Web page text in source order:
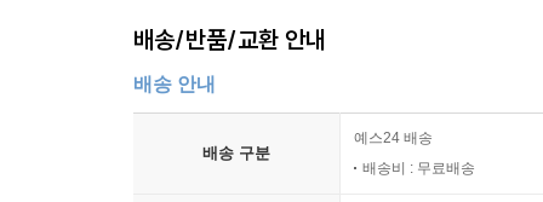
배송/반품/교환 안내
배송 안내
배송 구분
예스24 배송
배송비 : 무료배송